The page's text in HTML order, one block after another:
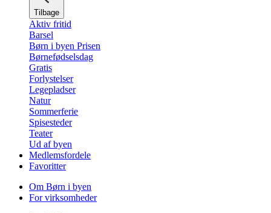
Tilbage
Aktiv fritid
Barsel
Børn i byen Prisen
Børnefødselsdag
Gratis
Forlystelser
Legepladser
Natur
Sommerferie
Spisesteder
Teater
Ud af byen
Medlemsfordele
Favoritter
Om Børn i byen
For virksomheder